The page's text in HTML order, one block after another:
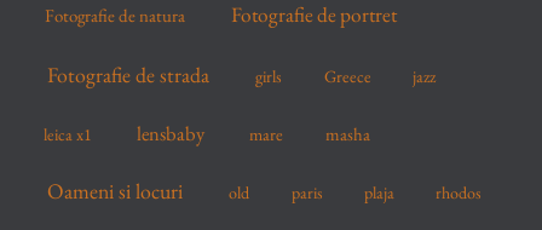
Fotografie de natura Fotografie de portret
Fotografie de strada girls Greece jazz
leica x1 lensbaby mare masha
Oameni si locuri old paris plaja rhodos